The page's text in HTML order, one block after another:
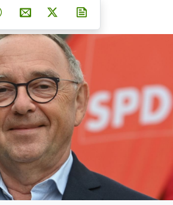
Teilen auf Facebook
Teilen auf Whatsapp
Teilen auf Telegram
Teilen auf Pinterest
Per E-Mail teilen
Post auf X